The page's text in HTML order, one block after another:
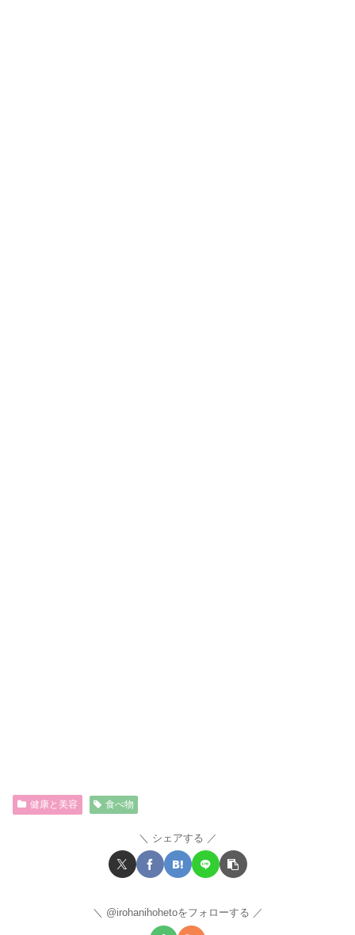
健康と美容 食べ物
シェアする
@irohanihohetoをフォローする